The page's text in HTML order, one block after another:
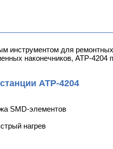
инструментом для
наконечников, АТР-4204
АТР-4204
SMD-элементов
нагрев